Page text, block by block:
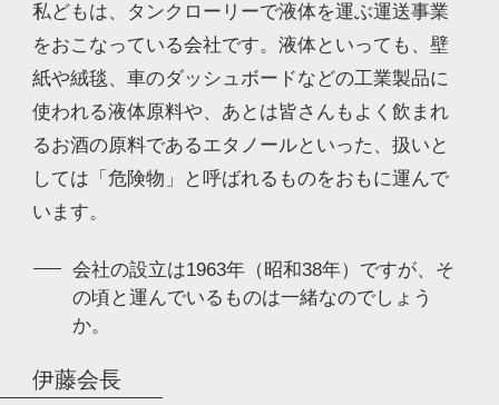
私どもは、タンクローリーで液体を運ぶ運送事業
をおこなっている会社です。液体といっても、壁
紙や絨毯、車のダッシュボードなどの工業製品に
使われる液体原料や、あとは皆さんもよく飲まれ
るお酒の原料であるエタノールといった、扱いと
しては「危険物」と呼ばれるものをおもに運んで
います。
会社の設立は1963年（昭和38年）ですが、そ
の頃と運んでいるものは一緒なのでしょう
か。
伊藤会長